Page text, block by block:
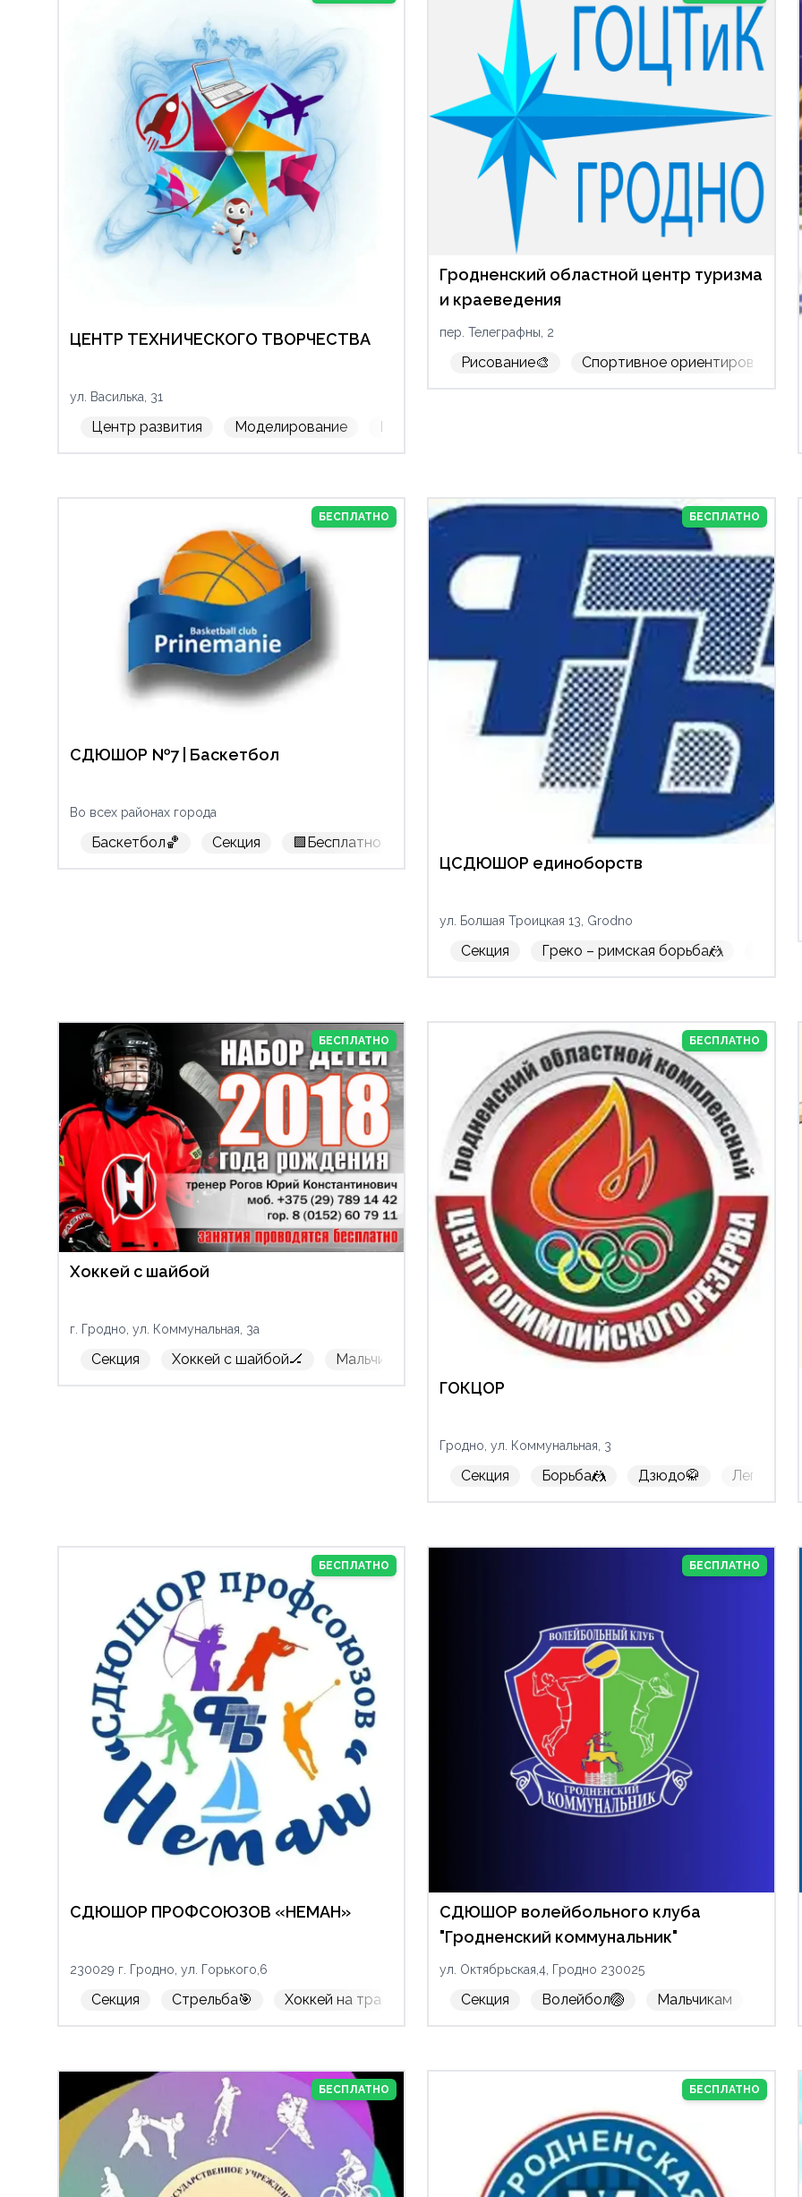
ЦЕНТР ТЕХНИЧЕСКОГО ТВОРЧЕСТВА
ул. Василька, 31
Центр развития Моделирование Рисование🎨
Гродненский областной центр туризма
и краеведения
пер. Телеграфны, 2
Рисование🎨 Спортивное ориентирование
БЕСПЛАТНО
СДЮШОР №7 | Баскетбол
Во всех районах города
Баскетбол🏀 Секция 🟩Бесплатно
БЕСПЛАТНО
ЦСДЮШОР единоборств
ул. Болшая Троицкая 13, Grodno
Секция Греко – римская борьба🤼
БЕСПЛАТНО
Хоккей с шайбой
г. Гродно, ул. Коммунальная, 3а
Секция Хоккей с шайбой🏒 Мальчикам р-н Центр города Девочкам
БЕСПЛАТНО
ГОКЦОР
Гродно, ул. Коммунальная, 3
Секция Борьба🤼 Дзюдо🥋 Легкая
БЕСПЛАТНО
СДЮШОР ПРОФСОЮЗОВ «НЕМАН»
230029 г. Гродно, ул. Горького,6
Секция Стрельба🎯 Хоккей на траве🏑 Парусный спорт Прыжки с шестом
БЕСПЛАТНО
СДЮШОР волейбольного клуба
"Гродненский коммунальник"
ул. Октябрьская,4, Гродно 230025
Секция Волейбол🏐 Мальчикам
БЕСПЛАТНО БЕСПЛАТНО